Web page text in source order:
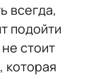
всегда,
подойти
стоит
которая